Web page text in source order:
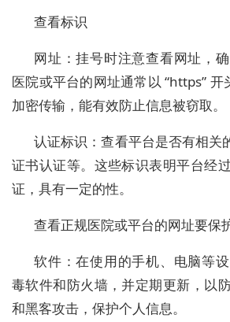
查看标识
网址：挂号时注意查看网址，
医院或平台的网址通常以 “https” 开
加密传输，能有效防止信息被窃取。
认证标识：查看平台是否有相关
证书认证等。这些标识表明平台经
证，具有一定的性。
查看正规医院或平台的网址要保
软件：在使用的手机、电脑等
毒软件和防火墙，并定期更新，以
和黑客攻击，保护个人信息。